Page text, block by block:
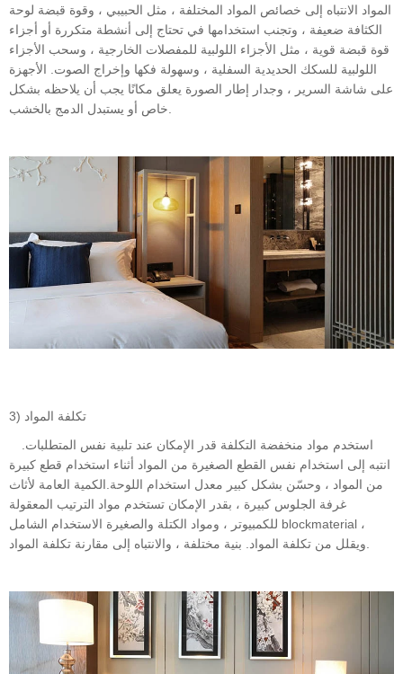
المواد الانتباه إلى خصائص المواد المختلفة ، مثل الحبيبي ، وقوة قبضة لوحة
الكثافة ضعيفة ، وتجنب استخدامها في تحتاج إلى أنشطة متكررة أو أجزاء
قوة قبضة قوية ، مثل الأجزاء اللولبية للمفصلات الخارجية ، وسحب الأجزاء
اللولبية للسكك الحديدية السفلية ، وسهولة فكها وإخراج الصوت. الأجهزة
على شاشة السرير ، وجدار إطار الصورة يعلق مكانًا يجب أن يلاحظه بشكل
3) تكلفة المواد
انتبه إلى استخدام نفس القطع الصغيرة من المواد أثناء استخدام قطع كبيرة
من المواد ، وحسّن بشكل كبير معدل استخدام اللوحة.الكمية العامة لأثاث
غرفة الجلوس كبيرة ، بقدر الإمكان تستخدم مواد الترتيب المعقولة
للكمبيوتر ، ومواد الكتلة والصغيرة الاستخدام الشامل blockmaterial ،